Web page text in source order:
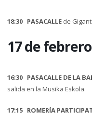
18:30 PASACALLE de
17 de
16:30 PASACALLE DE LA
salida en la Musika Eskola.
17:15 ROMERÍA